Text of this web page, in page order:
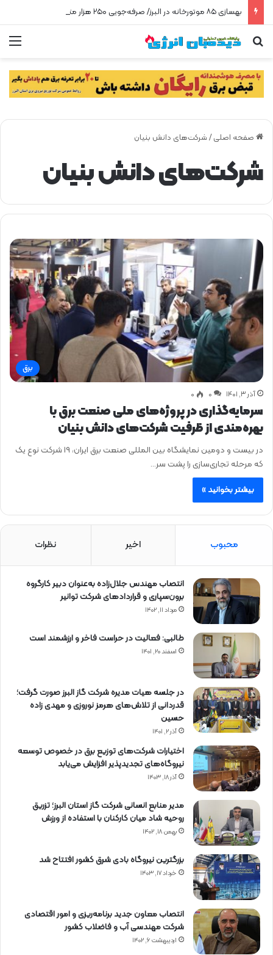
جستجو برای
صفحه اصلی / شرکت‌های دانش بنیان
شرکت‌های دانش بنیان
برق
آذر ۳, ۱۴۰۱ 0 ۰
سرمایه‌گذاری در پروژه‌های ملی صنعت برق با
بهره‌مندی از ظرفیت شرکت‌های دانش بنیان
در بیست و دومین نمایشگاه بین المللی صنعت برق ایران، 19 شرکت نوع یک
که مرحله تجاری‌سازی را پشت سر…
بیشتر بخوانید »
محبوب اخیر نظرات
انتصاب مهندس جلال‌زاده به‌عنوان دبیر كارگروه
برون‌سپاری و قراردادهای شركت توانیر
مرداد ۱۱, ۱۴۰۲
طالبی: فعالیت در حراست فاخر و ارزشمند است
اسفند ۲۰, ۱۴۰۱
در جلسه هیات مدیره شرکت گاز البرز صورت گرفت؛
قدردانی از تلاش‌های هرمز نوروزی و مهدی زاده
حسین
آذر ۲, ۱۴۰۱
اختیارات شرکت‌های توزیع برق در خصوص توسعه
نیروگاه‌های تجدیدپذیر افزایش می‌یابد
آذر ۱۸, ۱۴۰۳
مدیر منابع انسانی شرکت گاز استان البرز؛ تزریق
روحیه شاد میان کارکنان با استفاده از ورزش
بهمن ۱۸, ۱۴۰۲
بزرگترین نیروگاه بادی شرق کشور افتتاح شد
خرداد ۱۷, ۱۴۰۳
انتصاب معاون جدید برنامه‌ریزی و امور اقتصادی
شرکت مهندسی آب و فاضلاب کشور
اردیبهشت ۶, ۱۴۰۲